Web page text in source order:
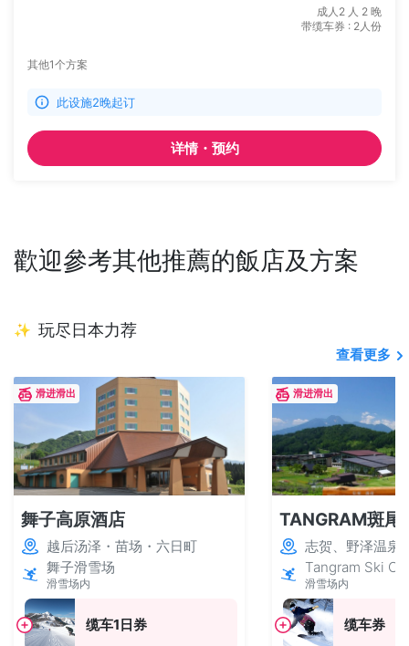
成人2 人 2 晚
带缆车券 : 2人份
其他1个方案
此设施2晚起订
详情・预约
歡迎參考其他推薦的飯店及方案
✨ 玩尽日本力荐
查看更多
滑进滑出
舞子高原酒店
越后汤泽・苗场・六日町
舞子滑雪场
滑雪场内
缆车1日券
滑进滑出
TANGRAM斑尾
志贺、野泽温泉
Tangram Ski
滑雪场内
缆车券